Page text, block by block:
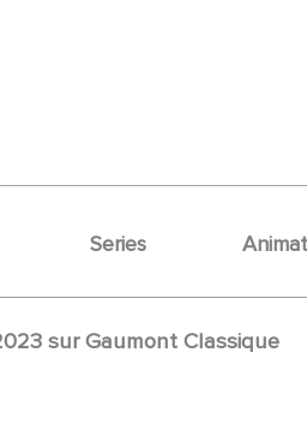
Series
sur Gaumont Classique